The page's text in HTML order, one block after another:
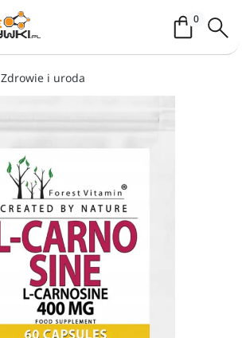
0Koszyk /
Zdrowie i uroda